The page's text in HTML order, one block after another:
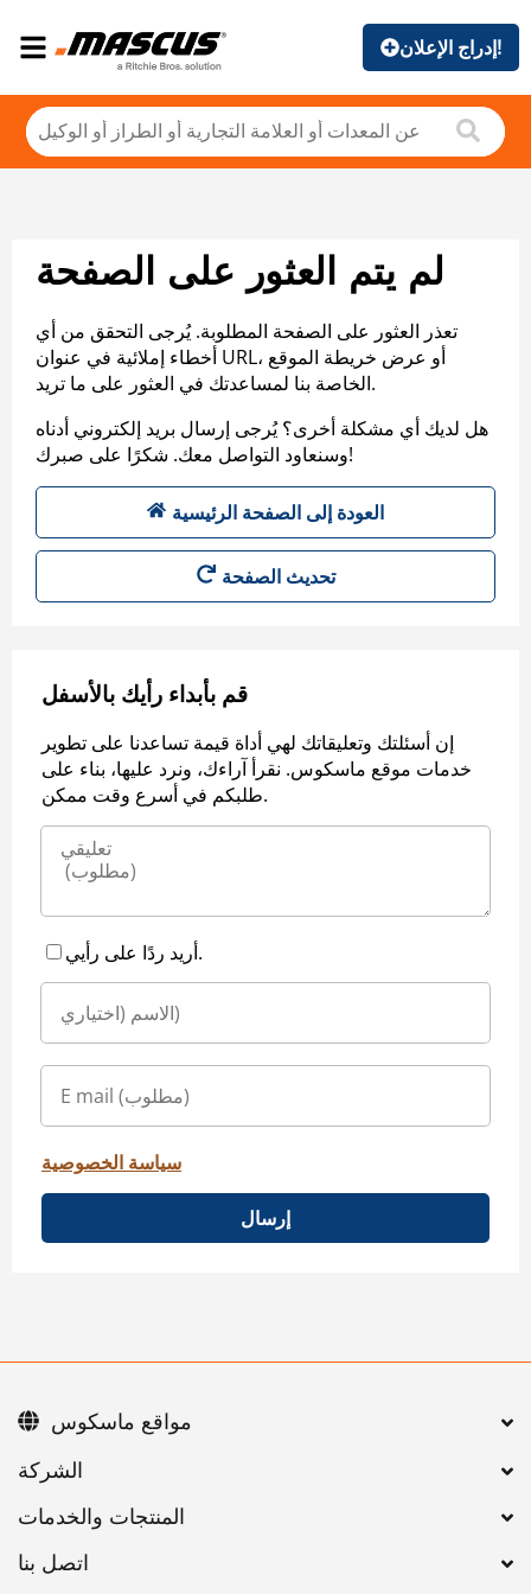
إدراج الإعلان!
لم يتم العثور على الصفحة
تعذر العثور على الصفحة المطلوبة. يُرجى التحقق من أي
أخطاء إملائية في عنوان URL، أو عرض خريطة الموقع
الخاصة بنا لمساعدتك في العثور على ما تريد.
هل لديك أي مشكلة أخرى؟ يُرجى إرسال بريد إلكتروني أدناه
وسنعاود التواصل معك. شكرًا على صبرك!
العودة إلى الصفحة الرئيسية
تحديث الصفحة
قم بأبداء رأيك بالأسفل
إن أسئلتك وتعليقاتك لهي أداة قيمة تساعدنا على تطوير
خدمات موقع ماسكوس. نقرأ آراءك، ونرد عليها، بناء على
طلبكم في أسرع وقت ممكن.
أريد ردًا على رأيي.
سياسة الخصوصية
إرسال
اتصل بنا
مواقع ماسكوس